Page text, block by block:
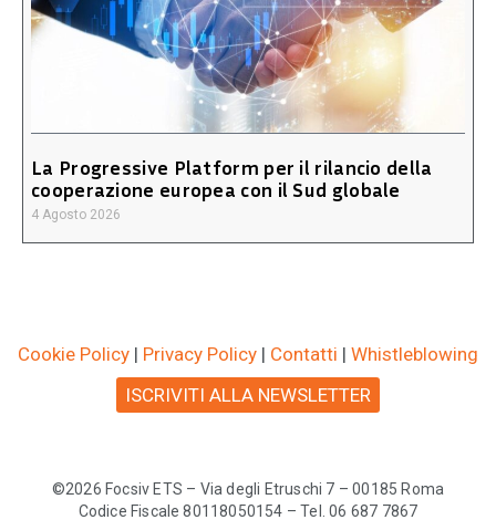
La Progressive Platform per il rilancio della
cooperazione europea con il Sud globale
4 Agosto 2026
Cookie Policy | Privacy Policy | Contatti | Whistleblowing
ISCRIVITI ALLA NEWSLETTER
©2026 Focsiv ETS – Via degli Etruschi 7 – 00185 Roma
Codice Fiscale 80118050154 – Tel. 06 687 7867